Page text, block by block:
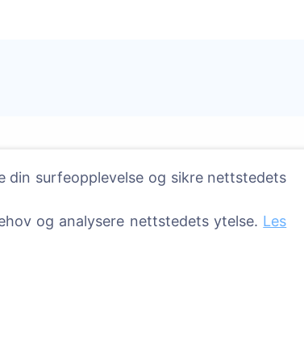
Tjenester Kontakter
sprendimai",
surfeopplevelse og sikre nettstedets
og analysere nettstedets ytelse. Les